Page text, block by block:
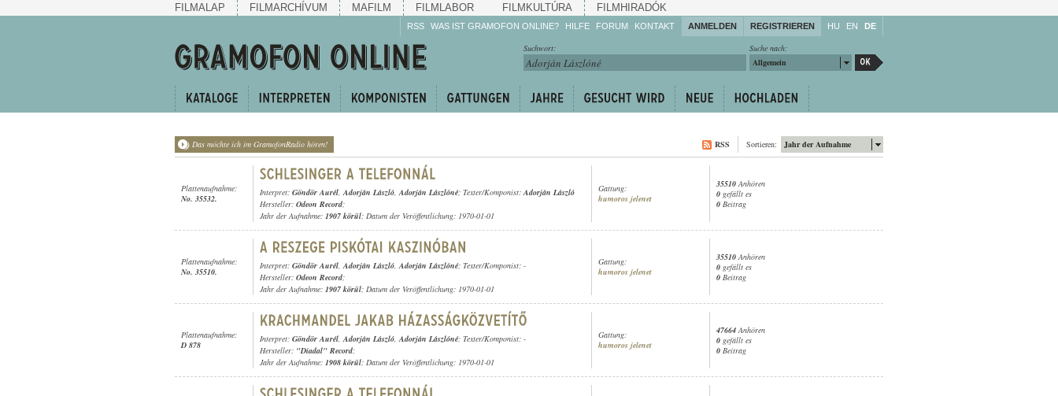
FILMALAP FILMARCHÍVUM MAFILM FILMLABOR FILMKULTÚRA FILMHIRADÓK
RSS WAS IST GRAMOFON ONLINE? HILFE
Machen Sie mit!
Reden Sie mit!
weiter!
FORUM KONTAKT ANMELDEN REGISTRIEREN HU EN DE
Suche nach:
Allgemein
Suchwort:
Das möchte ich im GramofonRadio hören! Jahr der Aufnahme
Sortieren:
RSS
Plattenaufnahme:
No. 35532.
Interpret: Göndör Aurél,Adorján László,Adorján Lászlóné; Texter/Komponist:Adorján László
Hersteller: Odeon Record;
Jahr der Aufnahme: 1907 körül; Datum der Veröffentlichung: 1970-01-01
Gattung:
humoros jelenet
35510 Anhören
0 gefällt es
0 Beitrag
Plattenaufnahme:
No. 35510.
Interpret: Göndör Aurél,Adorján László,Adorján Lászlóné; Texter/Komponist: -
Hersteller: Odeon Record;
Jahr der Aufnahme: 1907 körül; Datum der Veröffentlichung: 1970-01-01
Gattung:
humoros jelenet
35510 Anhören
0 gefällt es
0 Beitrag
Plattenaufnahme:
D 878
Interpret: Göndör Aurél,Adorján László,Adorján Lászlóné; Texter/Komponist: -
Hersteller: "Diadal" Record;
Jahr der Aufnahme: 1908 körül; Datum der Veröffentlichung: 1970-01-01
Gattung:
humoros jelenet
47664 Anhören
0 gefällt es
0 Beitrag